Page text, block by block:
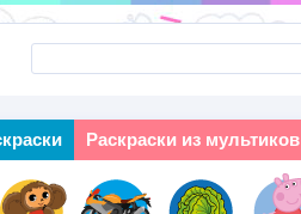
Раскраски из мультиков